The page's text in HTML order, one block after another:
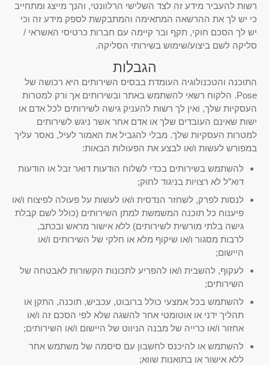
רשות להעביר מידע זה לצד השלישי הרלוונטי, והנך מייצג ומתחייב
כי יש לך את ההרשאה המתאימה והמתבקשת לספק מידע זה וכי
יש לך הסכם חוקי, תקף ובר קיימה עם חברות כרטיסי האשראי /
סליקה לשם ביצוע/שימוש בשירותי הסליקה.
הגבלות
התוכנה והטכנולוגיה העומדת בבסיס השירותים היא רכושה של
Pose. הלקוח רשאי להשתמש באתר ובשירותים אך ורק למטרות
העסקיות שלך, ואין לך רשות להעניק גישה לשירותים לכל אדם או
ישות שאינם העובדים שלך או אדם אחר אשר ניגש לשירותים
למטרות העסקיות שלך. מבלי להגביל את האמור לעיל, נאסר עליך
במפורש לעשות ו/או לבצע את הפעולות הבאות:
להשתמש בשירותים בכדי לשלוח הודעות דואר זבל או הודעות
דוא”ל לא רצויות בניגוד לחוק;
לנסות לפרק, לשחזר הנדסית ו/או לעשות על פעולה לפיצוח ו/או
פיענוח כל תוכנה המשמשת למתן השירותים (כולל לשם קבלת
גישה בלתי מורשית לשירותים) ללא אישור מראש ובכתב,
לרבות מסגור ו/או שיקוף מלא או חלקי של השירותים ו/או
היישום;
לעקוף, להשבית ו/או להפריע לתכונות הקשורות לאבטחה של
השירותים;
להשתמש בכל אמצעי כולל ברובוט, עכביש, תוכנה, התקן או
תהליך ידני או אוטומטי אחר להשגה שלא לפי הסכם זה ו/או
אחזור ו/או כרייה של מבנה הניווט של היישום ו/או השירותים;
להשתמש או להיכנס לחשבון עם סיסמה של משתמש אחר
ללא אישור או בתואנות שווא;